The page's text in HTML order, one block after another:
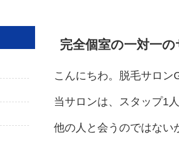
完全個室の一対一
こんにちわ。脱毛サロン
当サロンは、スタップ1
他の人と会うのではない